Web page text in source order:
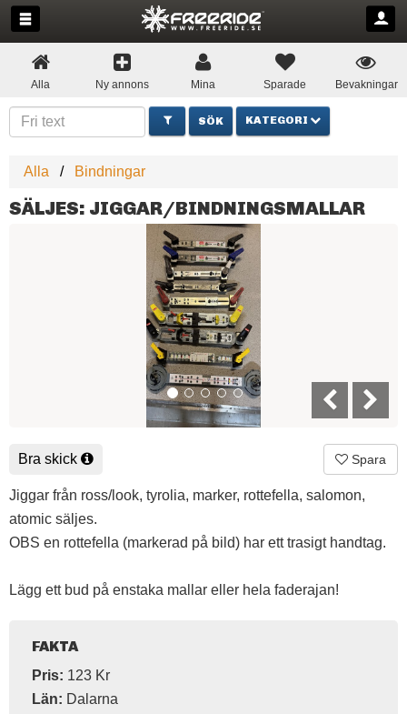
Alla Ny annons Mina Sparade Bevakningar
KATEGORI
Alla Bindningar
SÄLJES: JIGGAR/BINDNINGSMALLAR
Spara
Bra skick
Jiggar från ross/look, tyrolia, marker, rottefella, salomon,
atomic säljes.
OBS en rottefella (markerad på bild) har ett trasigt handtag.
Lägg ett bud på enstaka mallar eller hela faderajan!
FAKTA
Pris: 123 Kr
Län: Dalarna